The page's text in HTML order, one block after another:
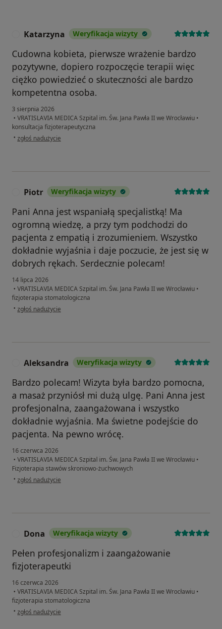
Katarzyna Weryfikacja wizyty
Cudowna kobieta, pierwsze wrażenie bardzo
pozytywne, dopiero rozpoczęcie terapii więc
ciężko powiedzieć o skuteczności ale bardzo
kompetentna osoba.
3 sierpnia 2026
• VRATISLAVIA MEDICA Szpital im. Św. Jana Pawła II we Wrocławiu •
konsultacja fizjoterapeutyczna
• w opinii użytkownika Katarzyna
zgłoś nadużycie
Piotr Weryfikacja wizyty
Pani Anna jest wspaniałą specjalistką! Ma
ogromną wiedzę, a przy tym podchodzi do
pacjenta z empatią i zrozumieniem. Wszystko
dokładnie wyjaśnia i daje poczucie, że jest się w
dobrych rękach. Serdecznie polecam!
14 lipca 2026
• VRATISLAVIA MEDICA Szpital im. Św. Jana Pawła II we Wrocławiu •
fizjoterapia stomatologiczna
• w opinii użytkownika Piotr
zgłoś nadużycie
Aleksandra Weryfikacja wizyty
Bardzo polecam! Wizyta była bardzo pomocna,
a masaż przyniósł mi dużą ulgę. Pani Anna jest
profesjonalna, zaangażowana i wszystko
dokładnie wyjaśnia. Ma świetne podejście do
pacjenta. Na pewno wrócę.
16 czerwca 2026
• VRATISLAVIA MEDICA Szpital im. Św. Jana Pawła II we Wrocławiu •
Fizjoterapia stawów skroniowo-żuchwowych
• w opinii użytkownika Aleksandra
zgłoś nadużycie
Dona Weryfikacja wizyty
Pełen profesjonalizm i zaangażowanie
fizjoterapeutki
16 czerwca 2026
• VRATISLAVIA MEDICA Szpital im. Św. Jana Pawła II we Wrocławiu •
fizjoterapia stomatologiczna
• w opinii użytkownika Dona
zgłoś nadużycie